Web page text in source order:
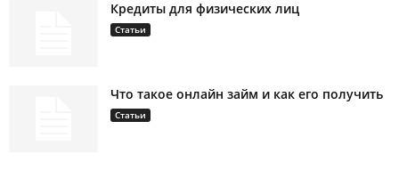
Кредиты для физических лиц
Статьи
Что такое онлайн займ и как его получить
Статьи